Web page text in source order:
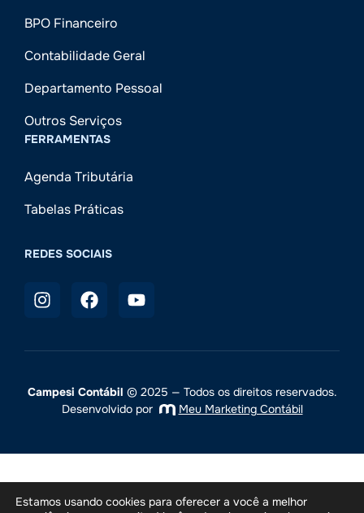
BPO Financeiro
Contabilidade Geral
Departamento Pessoal
Outros Serviços
FERRAMENTAS
Agenda Tributária
Tabelas Práticas
REDES SOCIAIS
Campesi Contábil © 2025 — Todos os direitos reservados.
Desenvolvido por
Meu Marketing Contábil
Estamos usando cookies para oferecer a você a melhor